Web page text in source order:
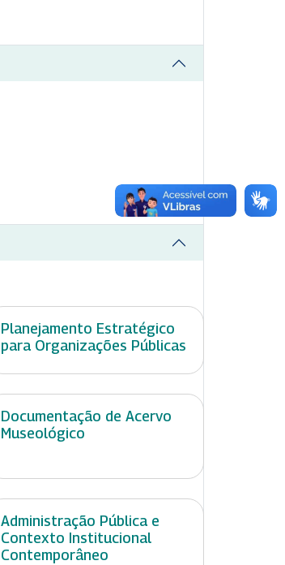
Planejamento Estratégico
para Organizações Públicas
Documentação de Acervo
Museológico
Administração Pública e
Contexto Institucional
Contemporâneo